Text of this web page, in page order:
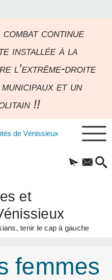
continue
installée à la
l’extrême-droite
et un
!!
et
tenir le cap à gauche
femmes